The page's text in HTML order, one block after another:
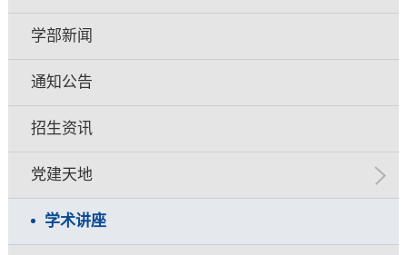
学部新闻
通知公告
招生资讯
党建天地
学术讲座